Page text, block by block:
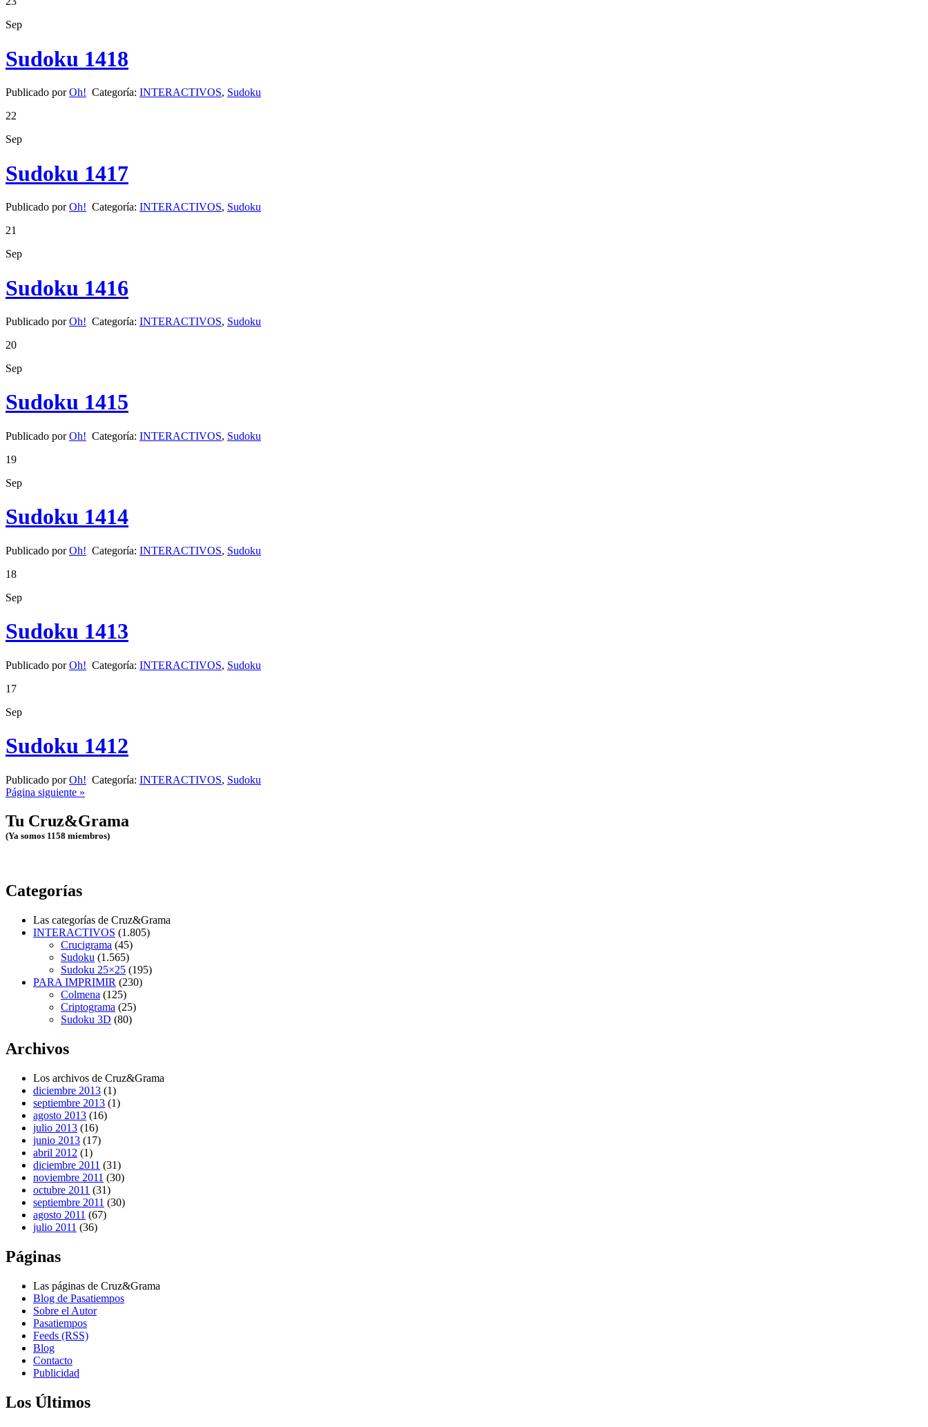
Sep
Sudoku 1418
Publicado porOh! Categoría: INTERACTIVOS, Sudoku
22
Sep
Sudoku 1417
Publicado porOh! Categoría: INTERACTIVOS, Sudoku
21
Sep
Sudoku 1416
Publicado porOh! Categoría: INTERACTIVOS, Sudoku
20
Sep
Sudoku 1415
Publicado porOh! Categoría: INTERACTIVOS, Sudoku
19
Sep
Sudoku 1414
Publicado porOh! Categoría: INTERACTIVOS, Sudoku
18
Sep
Sudoku 1413
Publicado porOh! Categoría: INTERACTIVOS, Sudoku
17
Sep
Sudoku 1412
Publicado porOh! Categoría: INTERACTIVOS, Sudoku
Página siguiente »
Tu Cruz&Grama
(Ya somos 1158 miembros)
Categorías
Las categorías de Cruz&Grama
INTERACTIVOS (1.805)
Crucigrama (45)
Sudoku (1.565)
Sudoku 25×25 (195)
PARA IMPRIMIR (230)
Colmena (125)
Criptograma (25)
Sudoku 3D (80)
Archivos
Los archivos de Cruz&Grama
diciembre 2013 (1)
septiembre 2013 (1)
agosto 2013 (16)
julio 2013 (16)
junio 2013 (17)
abril 2012 (1)
diciembre 2011 (31)
noviembre 2011 (30)
octubre 2011 (31)
septiembre 2011 (30)
agosto 2011 (67)
julio 2011 (36)
Páginas
Las páginas de Cruz&Grama
Blog de Pasatiempos
Sobre el Autor
Pasatiempos
Feeds (RSS)
Blog
Contacto
Publicidad
Los Últimos